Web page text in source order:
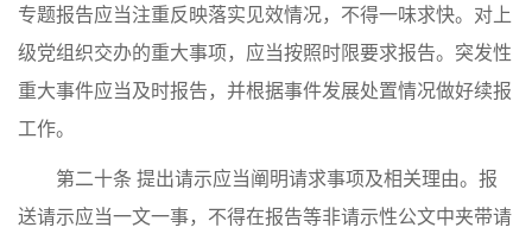
专题报告应当注重反映落实见效情况，不得一味求快。对上
级党组织交办的重大事项，应当按照时限要求报告。突发性
重大事件应当及时报告，并根据事件发展处置情况做好续报
工作。
第二十条 提出请示应当阐明请求事项及相关理由。报
送请示应当一文一事，不得在报告等非请示性公文中夹带请